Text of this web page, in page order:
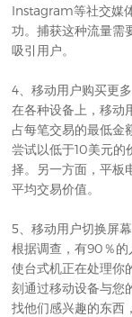
Instagram等社交媒
功。捕获这种流量需
吸引用户。
4、移动用户购买更多
在各种设备上，移动
占每笔交易的最低金
尝试以低于10美元的
择。另一方面，平板
平均交易价值。
5、移动用户切换屏幕
根据调查，有90％的
使台式机正在处理你
刻通过移动设备与您
找他们感兴趣的东西